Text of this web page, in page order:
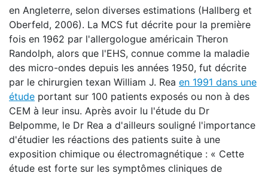
en Angleterre, selon diverses estimations (Hallberg et
Oberfeld, 2006). La MCS fut décrite pour la première
fois en 1962 par l'allergologue américain Theron
Randolph, alors que l'EHS, connue comme la maladie
des micro-ondes depuis les années 1950, fut décrite
par le chirurgien texan William J. Rea en 1991 dans une
étude portant sur 100 patients exposés ou non à des
CEM à leur insu. Après avoir lu l'étude du Dr
Belpomme, le Dr Rea a d'ailleurs souligné l'importance
d'étudier les réactions des patients suite à une
exposition chimique ou électromagnétique : « Cette
étude est forte sur les symptômes cliniques de